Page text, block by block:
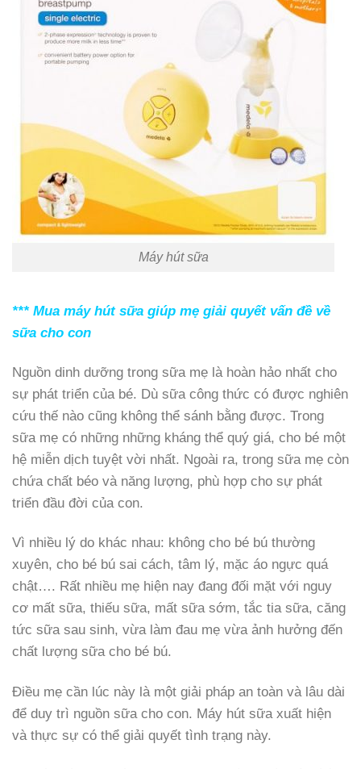
Máy hút sữa
*** Mua máy hút sữa giúp mẹ giải quyết vấn đề về
sữa cho con
Nguồn dinh dưỡng trong sữa mẹ là hoàn hảo nhất cho
sự phát triển của bé. Dù sữa công thức có được nghiên
cứu thế nào cũng không thể sánh bằng được. Trong
sữa mẹ có những những kháng thể quý giá, cho bé một
hệ miễn dịch tuyệt vời nhất. Ngoài ra, trong sữa mẹ còn
chứa chất béo và năng lượng, phù hợp cho sự phát
triển đầu đời của con.
Vì nhiều lý do khác nhau: không cho bé bú thường
xuyên, cho bé bú sai cách, tâm lý, mặc áo ngực quá
chật…. Rất nhiều mẹ hiện nay đang đối mặt với nguy
cơ mất sữa, thiếu sữa, mất sữa sớm, tắc tia sữa, căng
tức sữa sau sinh, vừa làm đau mẹ vừa ảnh hưởng đến
chất lượng sữa cho bé bú.
Điều mẹ cần lúc này là một giải pháp an toàn và lâu dài
để duy trì nguồn sữa cho con. Máy hút sữa xuất hiện
và thực sự có thể giải quyết tình trạng này.